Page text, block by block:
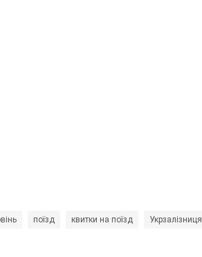
поїзд квитки на поїзд Укрзалізниця